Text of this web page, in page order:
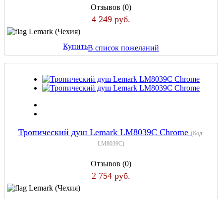
Отзывов (0)
4 249 руб.
Lemark (Чехия)
КупитьВ список пожеланий
Тропический душ Lemark LM8039C Chrome (Код:
LM8039C)
Отзывов (0)
2 754 руб.
Lemark (Чехия)